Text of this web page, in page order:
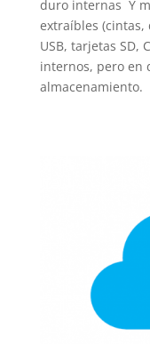
duro internas Y
extraíbles (cintas,
USB, tarjetas SD,
internos, pero en
almacenamiento.